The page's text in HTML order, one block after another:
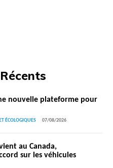
nouvelle plateforme pour
ÉCOLOGIQUES 07/08/2026
au Canada,
sur les véhicules